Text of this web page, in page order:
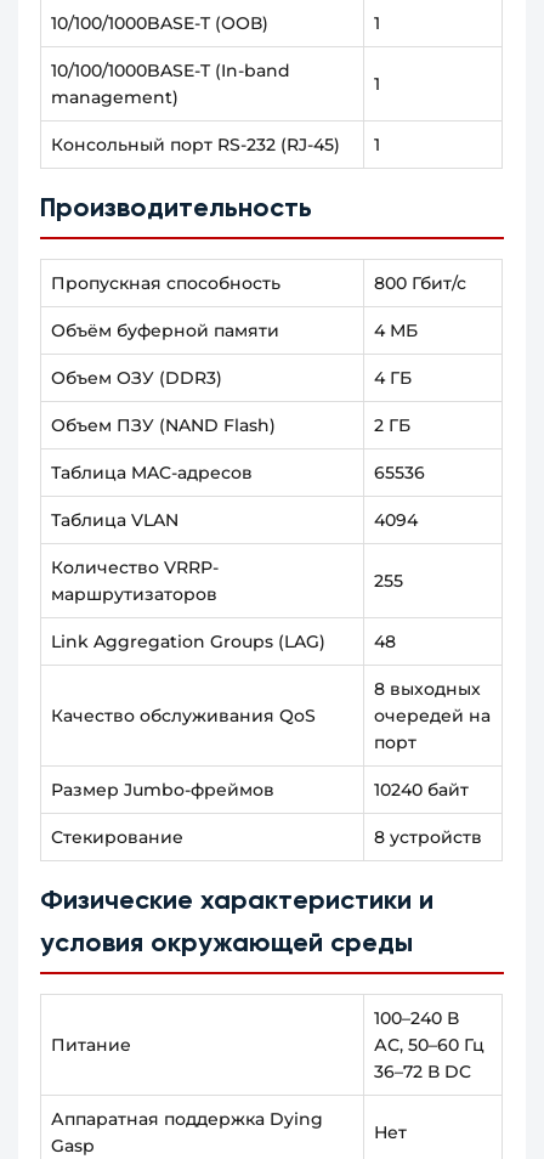
10/100/1000BASE-T (ООВ) 1
10/100/1000BASE-T (In-band
management)
1
Консольный порт RS-232 (RJ-45) 1
Производительность
Пропускная способность 800 Гбит/с
Объём буферной памяти 4 МБ
Объем ОЗУ (DDR3) 4 ГБ
Объем ПЗУ (NAND Flash) 2 ГБ
Таблица MAC-адресов 65536
Таблица VLAN 4094
Количество VRRP-
маршрутизаторов
255
Link Aggregation Groups (LAG) 48
Качество обслуживания QoS
8 выходных
очередей на
порт
Размер Jumbo-фреймов 10240 байт
Стекирование 8 устройств
Физические характеристики и
условия окружающей среды
Питание
100–240 В
АС, 50–60 Гц
36–72 В DC
Аппаратная поддержка Dying
Gasp
Нет